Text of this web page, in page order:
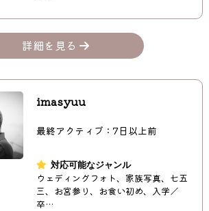
詳細を見る
imasyuu
最終アクティブ：7日以上前
対応可能なジャンル
ウェディングフォト、家族写真、七五
三、お宮参り、お食い初め、入学／
卒…